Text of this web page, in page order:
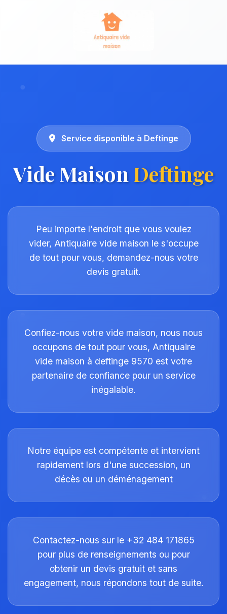
Service disponible à Deftinge
Vide MaisonDeftinge
Peu importe l'endroit que vous voulez
vider, Antiquaire vide maison le s'occupe
de tout pour vous, demandez-nous votre
devis gratuit.
Confiez-nous votre vide maison, nous nous
occupons de tout pour vous, Antiquaire
vide maison à deftinge 9570 est votre
partenaire de confiance pour un service
inégalable.
Notre équipe est compétente et intervient
rapidement lors d'une succession, un
décès ou un déménagement
Contactez-nous sur le +32 484 171865
pour plus de renseignements ou pour
obtenir un devis gratuit et sans
engagement, nous répondons tout de suite.